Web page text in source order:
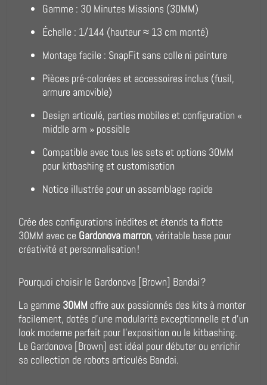
Gamme : 30 Minutes Missions (30MM)
Échelle : 1/144 (hauteur ≈ 13 cm monté)
Montage facile : SnapFit sans colle ni peinture
Pièces pré-colorées et accessoires inclus (fusil,
armure amovible)
Design articulé, parties mobiles et configuration «
middle arm » possible
Compatible avec tous les sets et options 30MM
pour kitbashing et customisation
Notice illustrée pour un assemblage rapide
Crée des configurations inédites et étends ta flotte
30MM avec ce Gardonova marron, véritable base pour
créativité et personnalisation !
Pourquoi choisir le Gardonova [Brown] Bandai ?
La gamme 30MM offre aux passionnés des kits à monter
facilement, dotés d’une modularité exceptionnelle et d’un
look moderne parfait pour l’exposition ou le kitbashing.
Le Gardonova [Brown] est idéal pour débuter ou enrichir
sa collection de robots articulés Bandai.